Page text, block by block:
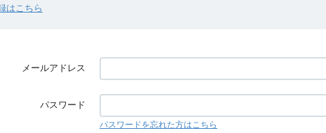
はこちら
メールアドレス
パスワード
パスワードを忘れた方はこちら